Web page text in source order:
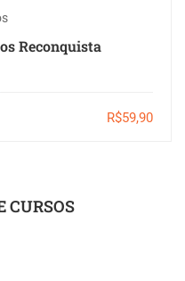
Reconquista
R$59,90
CURSOS